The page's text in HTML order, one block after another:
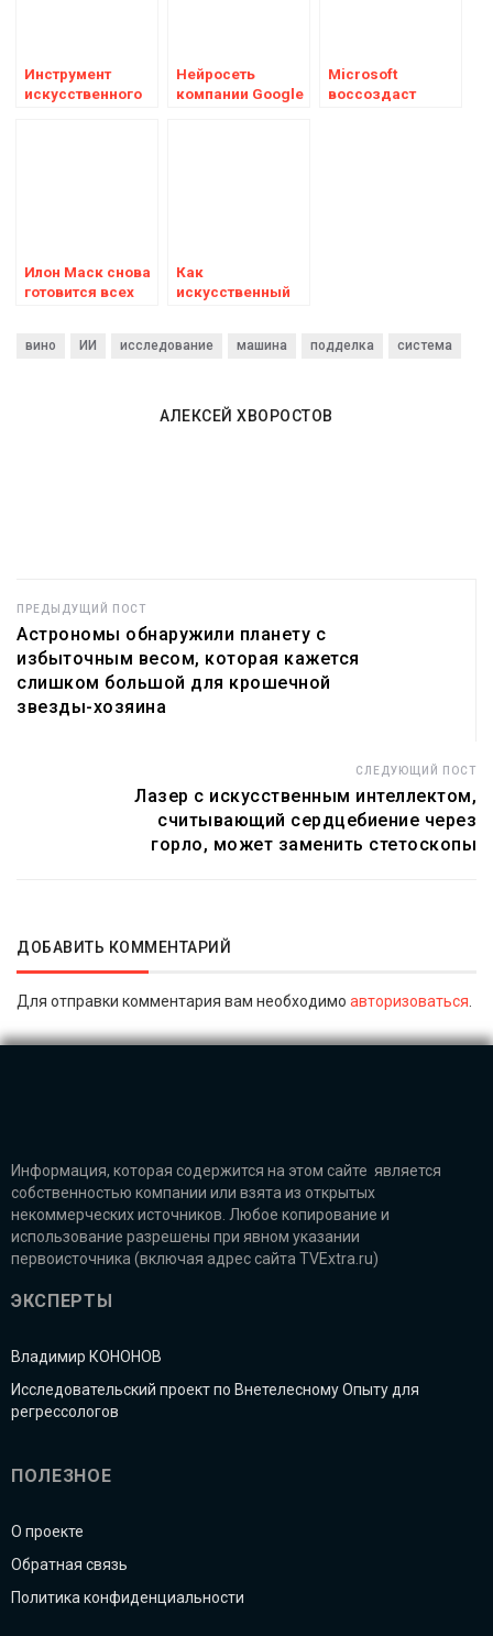
Инструмент
искусственного
Нейросеть
компании Google
Microsoft
воссоздаст
Илон Маск снова
готовится всех
крупная
Как
искусственный
парфюмерам
вино ИИ исследование машина подделка система
АЛЕКСЕЙ ХВОРОСТОВ
ПРЕДЫДУЩИЙ ПОСТ
Астрономы обнаружили планету с
избыточным весом, которая кажется
слишком большой для крошечной
звезды-хозяина
СЛЕДУЮЩИЙ ПОСТ
Лазер с искусственным интеллектом,
считывающий сердцебиение через
горло, может заменить стетоскопы
ДОБАВИТЬ КОММЕНТАРИЙ
Для отправки комментария вам необходимо авторизоваться
Информация, которая содержится на этом сайте является
собственностью компании или взята из открытых
некоммерческих источников. Любое копирование и
использование разрешены при явном указании
первоисточника (включая адрес сайта TVExtra.ru)
ЭКСПЕРТЫ
Владимир КОНОНОВ
Исследовательский проект по Внетелесному Опыту для
регрессологов
ПОЛЕЗНОЕ
О проекте
Обратная связь
Политика конфиденциальности